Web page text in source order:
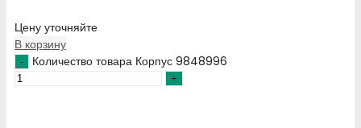
Цену уточняйте
В корзину
Количество товара Корпус 9848996